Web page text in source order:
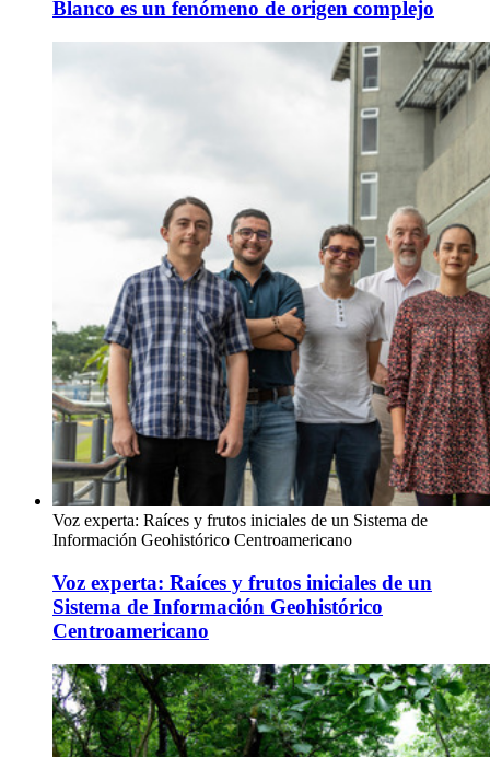
Blanco es un fenómeno de origen complejo
Voz experta: Raíces y frutos iniciales de un Sistema de
Información Geohistórico Centroamericano
Voz experta: Raíces y frutos iniciales de un
Sistema de Información Geohistórico
Centroamericano